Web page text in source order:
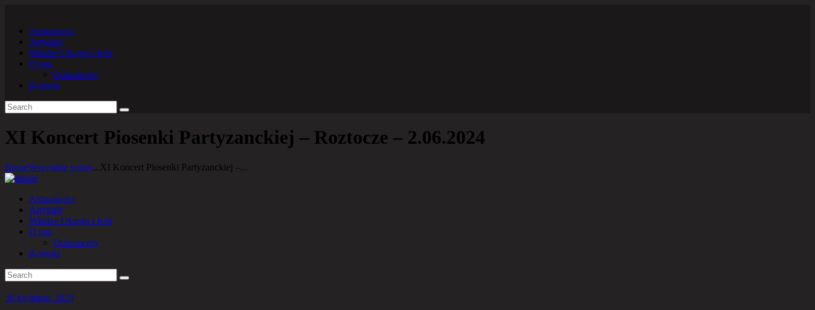
Aktualności
Artykuły
Władze Okręgu i Kół
O nas
Dokumenty
Kontakt
XI Koncert Piosenki Partyzanckiej – Roztocze – 2.06.2024
HomeWszystkie wpisy...XI Koncert Piosenki Partyzanckiej –...
Aktualności
Artykuły
Władze Okręgu i Kół
O nas
Dokumenty
Kontakt
30 kwietnia, 2024